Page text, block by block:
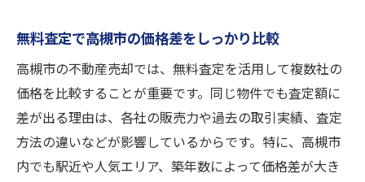
無料査定で高槻市の価格差をしっかり比較
高槻市の不動産売却では、無料査定を活用して複数社の
価格を比較することが重要です。同じ物件でも査定額に
差が出る理由は、各社の販売力や過去の取引実績、査定
方法の違いなどが影響しているからです。特に、高槻市
内でも駅近や人気エリア、築年数によって価格差が大き